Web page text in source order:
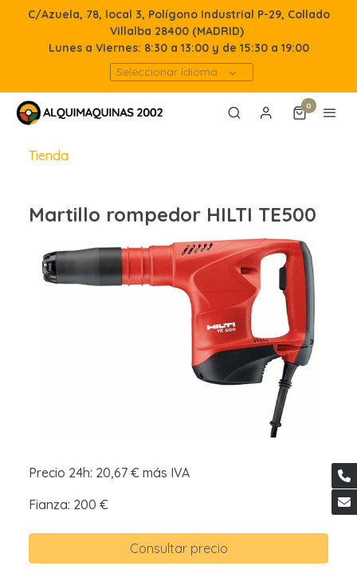
C/Azuela, 78, local 3, Polígono Industrial P-29, Collado
Villalba 28400 (MADRID)
Lunes a Viernes: 8:30 a 13:00 y de 15:30 a 19:00
Seleccionar idioma
0
Tienda
Martillo rompedor HILTI TE500
Precio 24h: 20,67 € más IVA
Fianza: 200 €
Consultar precio